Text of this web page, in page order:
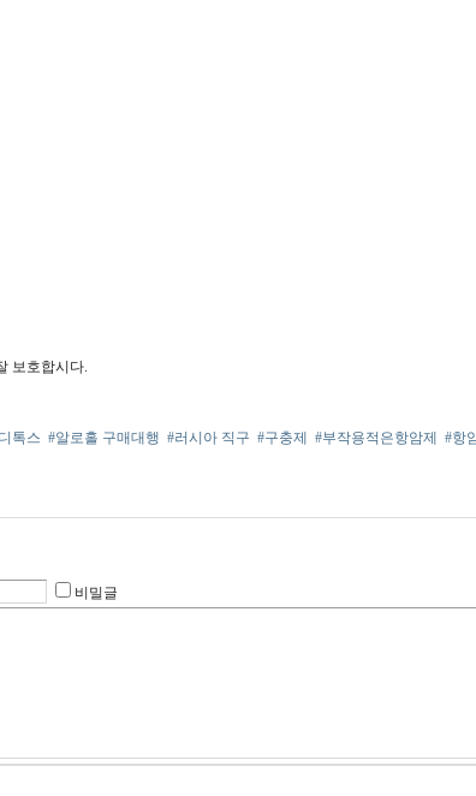
보호합시다.
톡스 #알로홀 구매대행 #러시아 직구 #구충제 #부작용적은항암제 #항
비밀글